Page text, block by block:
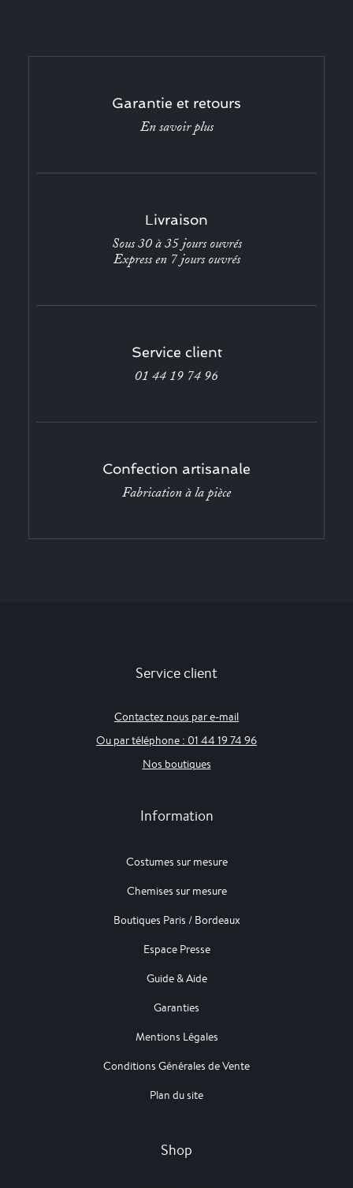
Garantie et retours
En savoir plus
Livraison
Sous 30 à 35 jours ouvrés
Express en 7 jours ouvrés
Service client
01 44 19 74 96
Confection artisanale
Fabrication à la pièce
Service client
Contactez nous par e-mail
Ou par téléphone : 01 44 19 74 96
Nos boutiques
Information
Costumes sur mesure
Chemises sur mesure
Boutiques Paris / Bordeaux
Espace Presse
Guide & Aide
Garanties
Mentions Légales
Conditions Générales de Vente
Plan du site
Shop